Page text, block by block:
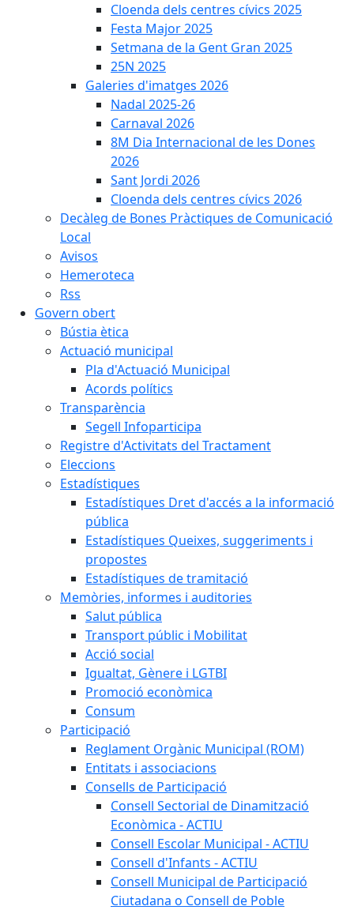
Cloenda dels centres cívics 2025
Festa Major 2025
Setmana de la Gent Gran 2025
25N 2025
Galeries d'imatges 2026
Nadal 2025-26
Carnaval 2026
8M Dia Internacional de les Dones
2026
Sant Jordi 2026
Cloenda dels centres cívics 2026
Decàleg de Bones Pràctiques de Comunicació
Local
Avisos
Hemeroteca
Rss
Govern obert
Bústia ètica
Actuació municipal
Pla d'Actuació Municipal
Acords polítics
Transparència
Segell Infoparticipa
Registre d'Activitats del Tractament
Eleccions
Estadístiques
Estadístiques Dret d'accés a la informació
pública
Estadístiques Queixes, suggeriments i
propostes
Estadístiques de tramitació
Memòries, informes i auditories
Salut pública
Transport públic i Mobilitat
Acció social
Igualtat, Gènere i LGTBI
Promoció econòmica
Consum
Participació
Reglament Orgànic Municipal (ROM)
Entitats i associacions
Consells de Participació
Consell Sectorial de Dinamització
Econòmica - ACTIU
Consell Escolar Municipal - ACTIU
Consell d'Infants - ACTIU
Consell Municipal de Participació
Ciutadana o Consell de Poble